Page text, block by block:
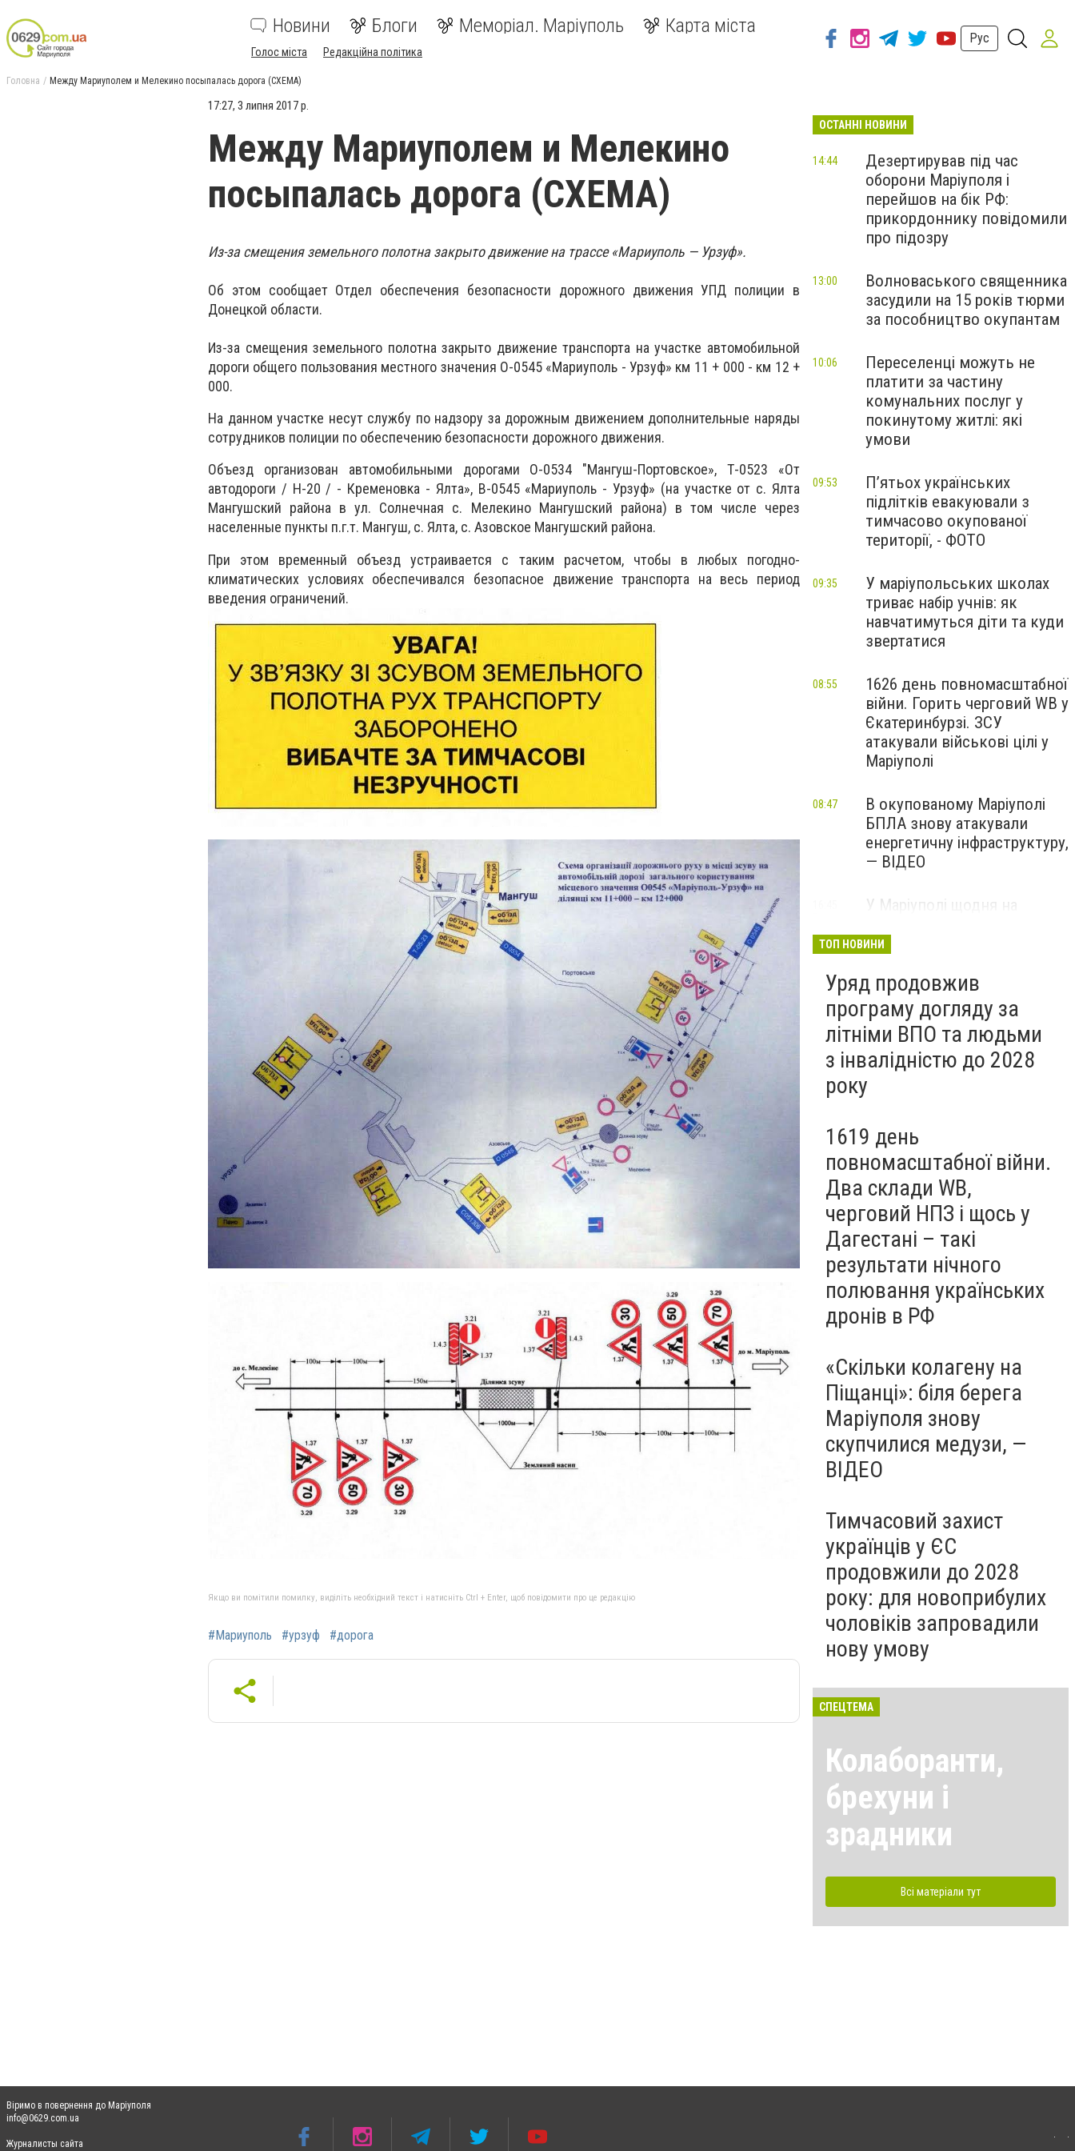
Новини Блоги Меморіал. Маріуполь Карта міста
Голос міста Редакційна політика
Рус
Головна Между Мариуполем и Мелекино посыпалась дорога (СХЕМА)
17:27, 3 липня 2017 р.
Между Мариуполем и Мелекино
посыпалась дорога (СХЕМА)
Из-за смещения земельного полотна закрыто движение на трассе «Мариуполь — Урзуф».
Об этом сообщает Отдел обеспечения безопасности дорожного движения УПД полиции в
Донецкой области.
Из-за смещения земельного полотна закрыто движение транспорта на участке автомобильной
дороги общего пользования местного значения О-0545 «Мариуполь - Урзуф» км 11 + 000 - км 12 +
000.
На данном участке несут службу по надзору за дорожным движением дополнительные наряды
сотрудников полиции по обеспечению безопасности дорожного движения.
Объезд организован автомобильными дорогами О-0534 "Мангуш-Портовское», Т-0523 «От
автодороги / Н-20 / - Кременовка - Ялта», В-0545 «Мариуполь - Урзуф» (на участке от с. Ялта
Мангушский района в ул. Солнечная с. Мелекино Мангушский района) в том числе через
населенные пункты п.г.т. Мангуш, с. Ялта, с. Азовское Мангушский района.
При этом временный объезд устраивается с таким расчетом, чтобы в любых погодно-
климатических условиях обеспечивался безопасное движение транспорта на весь период
введения ограничений.
Якщо ви помітили помилку, виділіть необхідний текст і натисніть Ctrl + Enter, щоб повідомити про це редакцію
#Мариуполь #урзуф #дорога
ОСТАННІ НОВИНИ
Дезертирував під час
оборони Маріуполя і
перейшов на бік РФ:
прикордоннику повідомили
про підозру
14:44
Волноваського священника
засудили на 15 років тюрми
за пособництво окупантам
13:00
Переселенці можуть не
платити за частину
комунальних послуг у
покинутому житлі: які
умови
10:06
П’ятьох українських
підлітків евакуювали з
тимчасово окупованої
території, - ФОТО
09:53
У маріупольських школах
триває набір учнів: як
навчатимуться діти та куди
звертатися
09:35
1626 день повномасштабної
війни. Горить черговий WB у
Єкатеринбурзі. ЗСУ
атакували військові цілі у
Маріуполі
08:55
В окупованому Маріуполі
БПЛА знову атакували
енергетичну інфраструктуру,
— ВІДЕО
08:47
У Маріуполі щодня на
відключатимуть світло: це
ТОП НОВИНИ
Уряд продовжив
програму догляду за
літніми ВПО та людьми
з інвалідністю до 2028
року
1619 день
повномасштабної війни.
Два склади WB,
черговий НПЗ і щось у
Дагестані – такі
результати нічного
полювання українських
дронів в РФ
«Скільки колагену на
Піщанці»: біля берега
Маріуполя знову
скупчилися медузи, —
ВІДЕО
Тимчасовий захист
українців у ЄС
продовжили до 2028
року: для новоприбулих
чоловіків запровадили
нову умову
СПЕЦТЕМА
Колаборанти,
брехуни і
зрадники
Всі матеріали тут
Віримо в повернення до Маріуполя
info@0629.com.ua
Журналисты сайта